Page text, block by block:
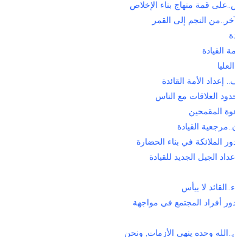
قمة منهاج بناء الإخلاص
النجم إلى القمر
القيادة
إعداد الأمة القائدة
العلاقات مع الناس
المقمحين
القيادة
الملائكة في بناء الحضارة
الجيل الجديد للقيادة
لا ييأس
أفراد المجتمع في مواجهة
وحده ينهي الأزمات, ونحن